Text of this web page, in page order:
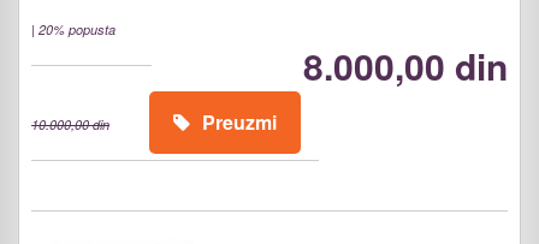
| 20% popusta
8.000,00 din
10.000,00 din Preuzmi